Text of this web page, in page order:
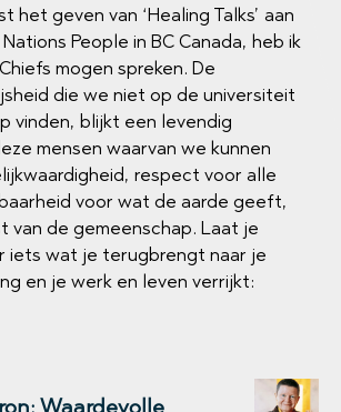
het geven van ‘Healing Talks’ aan
People in BC Canada, heb ik
mogen spreken. De
die we niet op de universiteit
vinden, blijkt een levendig
mensen waarvan we kunnen
respect voor alle
voor wat de aarde geeft,
van de gemeenschap. Laat je
iets wat je terugbrengt naar je
en je werk en leven verrijkt: